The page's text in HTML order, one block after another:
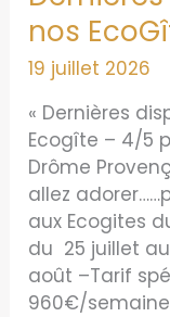
nos
19 juillet 2026
« Dernières
Ecogîte – 4/5
Drôme
allez
aux Ecogites
du 25 juillet
août –Tarif
960€/